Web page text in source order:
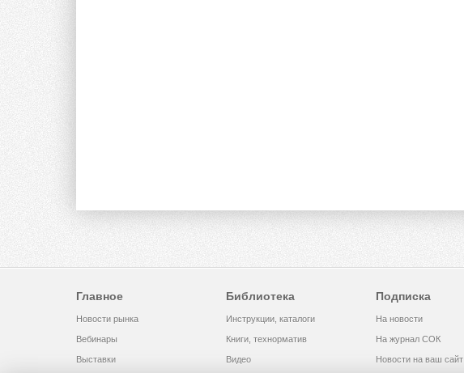
Главное
Новости рынка
Вебинары
Выставки
Библиотека
Инструкции, каталоги
Книги, технорматив
Видео
Подписка
На новости
На журнал СОК
Новости на ваш сайт